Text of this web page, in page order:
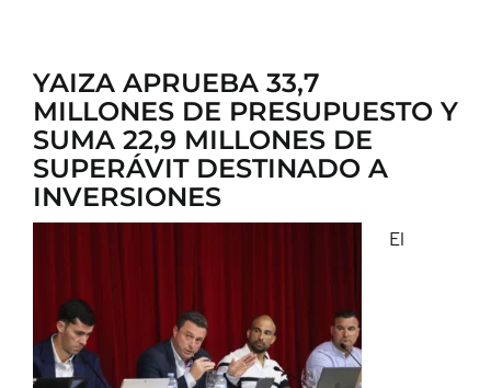
YAIZA APRUEBA 33,7
MILLONES DE PRESUPUESTO Y
SUMA 22,9 MILLONES DE
SUPERÁVIT DESTINADO A
INVERSIONES
El